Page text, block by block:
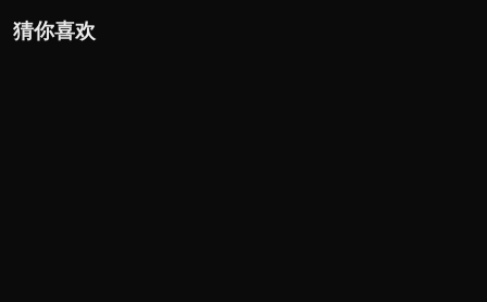
猜你喜欢